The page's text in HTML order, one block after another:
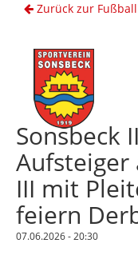
Zurück zur
Sonsbeck
Aufsteiger
III mit
feiern
07.06.2026 - 20:30